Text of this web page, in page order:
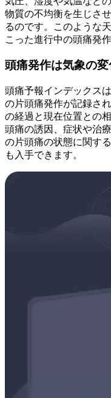
物質の不均衡を生じさ
るのです。このような
こった進行中の頭痛発
頭痛発作は気象の
頭痛予報インデックス
の片頭痛発作が記録さ
の経過と現在位置との
頭痛の誘因、症状や治
の片頭痛の状態に関す
も入手できます。